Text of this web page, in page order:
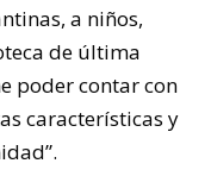
a niños,
de última
poder contar con
características y